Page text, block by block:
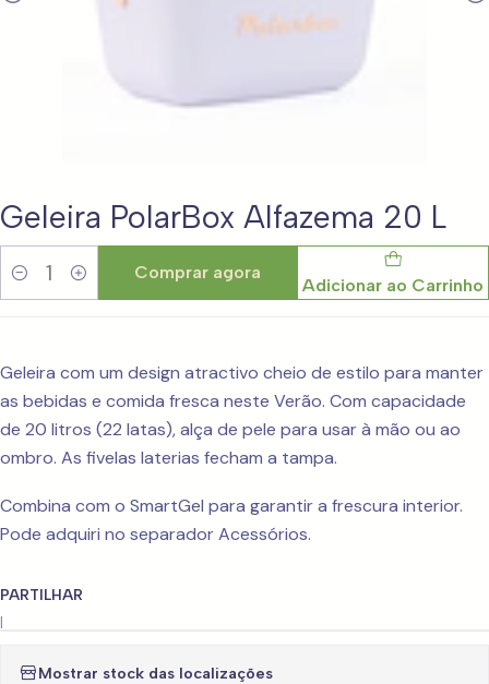
Geleira PolarBox Alfazema 20 L
Quantidade Adicionar ao Carrinho
Comprar agora
Geleira com um design atractivo cheio de estilo para manter
as bebidas e comida fresca neste Verão. Com capacidade
de 20 litros (22 latas), alça de pele para usar à mão ou ao
ombro. As fivelas laterias fecham a tampa.
Combina com o SmartGel para garantir a frescura interior.
Pode adquiri no separador Acessórios.
PARTILHAR
|
Mostrar stock das localizações